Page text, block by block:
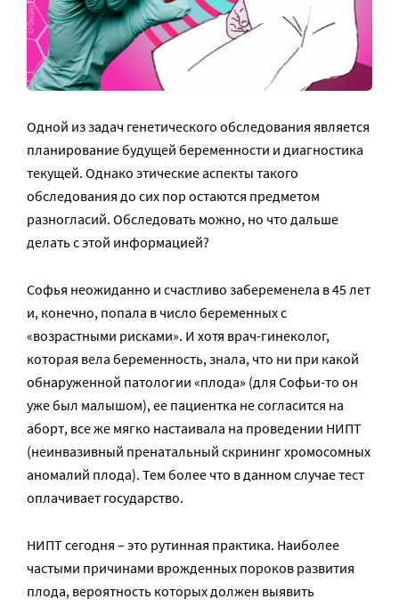
Одной из задач генетического обследования является
планирование будущей беременности и диагностика
текущей. Однако этические аспекты такого
обследования до сих пор остаются предметом
разногласий. Обследовать можно, но что дальше
делать с этой информацией?
Софья неожиданно и счастливо забеременела в 45 лет
и, конечно, попала в число беременных с
«возрастными рисками». И хотя врач-гинеколог,
которая вела беременность, знала, что ни при какой
обнаруженной патологии «плода» (для Софьи-то он
уже был малышом), ее пациентка не согласится на
аборт, все же мягко настаивала на проведении НИПТ
(неинвазивный пренатальный скрининг хромосомных
аномалий плода). Тем более что в данном случае тест
оплачивает государство.
НИПТ сегодня – это рутинная практика. Наиболее
частыми причинами врожденных пороков развития
плода, вероятность которых должен выявить